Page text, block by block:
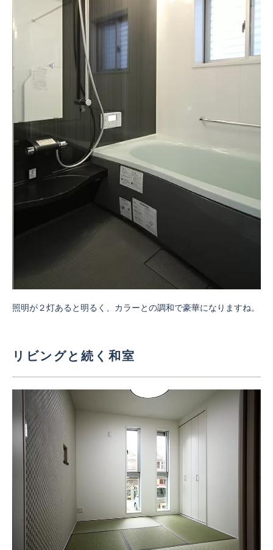
照明が２灯あると明るく、カラーとの調和で豪華になりますね。
リビングと続く和室